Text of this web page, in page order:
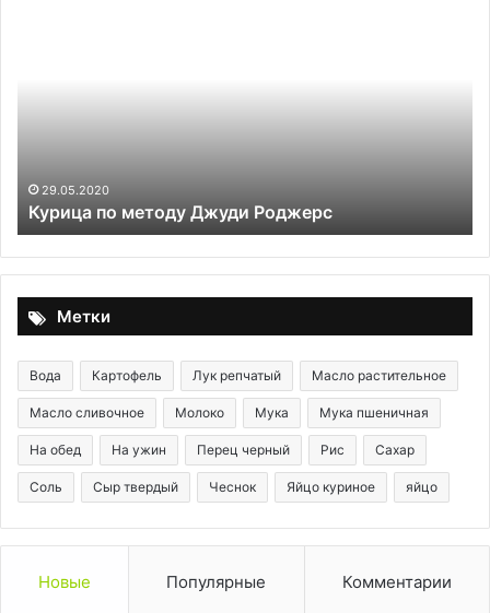
Нарезка для праздника из маринованной
свинины
Метки
Вода Картофель Лук репчатый Масло растительное
Масло сливочное Молоко Мука Мука пшеничная
На обед На ужин Перец черный Рис Сахар
Соль Сыр твердый Чеснок Яйцо куриное яйцо
Новые Популярные Комментарии